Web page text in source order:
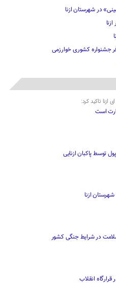
در شهرستان ازنا
جشنواره کشوری خوارزمی
تاکید کرد:
است
توسط پاکبان ازنایی
ازنا
در شرایط جنگی کشور
انقلاب